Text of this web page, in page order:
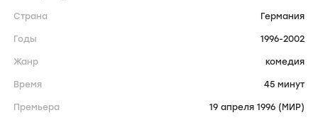
Страна Германия
Годы 1996-2002
Жанр комедия
Время 45 минут
Премьера 19 апреля 1996 (МИР)